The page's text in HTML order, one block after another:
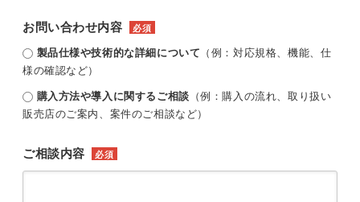
お問い合わせ内容 必須
製品仕様や技術的な詳細について （例：対応規格、機能、仕
様の確認など）
購入方法や導入に関するご相談 （例：購入の流れ、取り扱い
販売店のご案内、案件のご相談など）
ご相談内容 必須